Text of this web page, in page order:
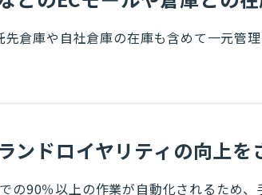
倉庫や自社倉庫の在庫も含めて一元管
ドロイヤリティの向上を
の90％以上の作業が自動化されるため